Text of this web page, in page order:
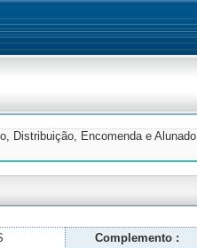
Distribuição, Encomenda e Alunado
Complemento :